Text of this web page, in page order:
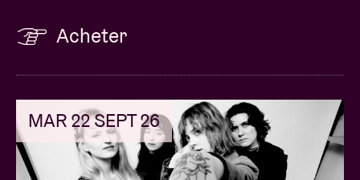
Acheter
MAR 22 SEPT 26